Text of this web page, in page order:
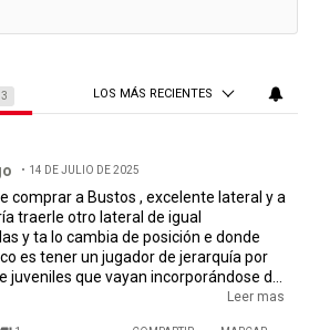
LOS MÁS RECIENTES
14 DE JULIO DE 2025
a
traerle otro lateral de igual
ta lo cambia de posición e donde
es tener un jugador de jerarquía por
juveniles que vayan incorporándose de
Leer mas